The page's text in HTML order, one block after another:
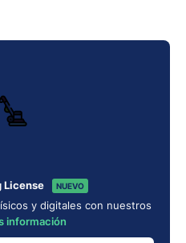
License NUEVO
y digitales con nuestros
información